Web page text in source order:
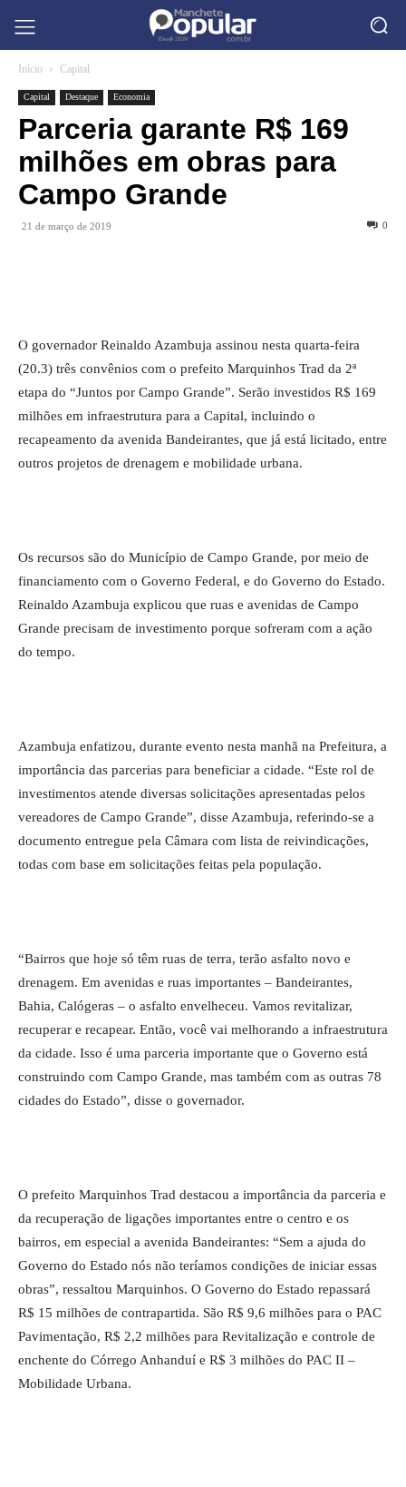
Início Capital
Capital Destaque Economia
Parceria garante R$ 169
milhões em obras para
Campo Grande
21 de março de 2019 0
O governador Reinaldo Azambuja assinou nesta quarta-feira
(20.3) três convênios com o prefeito Marquinhos Trad da 2ª
etapa do “Juntos por Campo Grande”. Serão investidos R$ 169
milhões em infraestrutura para a Capital, incluindo o
recapeamento da avenida Bandeirantes, que já está licitado, entre
outros projetos de drenagem e mobilidade urbana.
Os recursos são do Município de Campo Grande, por meio de
financiamento com o Governo Federal, e do Governo do Estado.
Reinaldo Azambuja explicou que ruas e avenidas de Campo
Grande precisam de investimento porque sofreram com a ação
do tempo.
Azambuja enfatizou, durante evento nesta manhã na Prefeitura, a
importância das parcerias para beneficiar a cidade. “Este rol de
investimentos atende diversas solicitações apresentadas pelos
vereadores de Campo Grande”, disse Azambuja, referindo-se a
documento entregue pela Câmara com lista de reivindicações,
todas com base em solicitações feitas pela população.
“Bairros que hoje só têm ruas de terra, terão asfalto novo e
drenagem. Em avenidas e ruas importantes – Bandeirantes,
Bahia, Calógeras – o asfalto envelheceu. Vamos revitalizar,
recuperar e recapear. Então, você vai melhorando a infraestrutura
da cidade. Isso é uma parceria importante que o Governo está
construindo com Campo Grande, mas também com as outras 78
cidades do Estado”, disse o governador.
O prefeito Marquinhos Trad destacou a importância da parceria e
da recuperação de ligações importantes entre o centro e os
bairros, em especial a avenida Bandeirantes: “Sem a ajuda do
Governo do Estado nós não teríamos condições de iniciar essas
obras”, ressaltou Marquinhos. O Governo do Estado repassará
R$ 15 milhões de contrapartida. São R$ 9,6 milhões para o PAC
Pavimentação, R$ 2,2 milhões para Revitalização e controle de
enchente do Córrego Anhanduí e R$ 3 milhões do PAC II –
Mobilidade Urbana.